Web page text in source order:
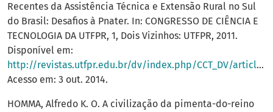
Recentes da Assistência Técnica e Extensão Rural no Sul
do Brasil: Desafios à Pnater. In: CONGRESSO DE CIÊNCIA E
TECNOLOGIA DA UTFPR, 1, Dois Vizinhos: UTFPR, 2011.
Disponível em:
http://revistas.utfpr.edu.br/dv/index.php/CCT_DV/article/view/629/344
Acesso em: 3 out. 2014.
HOMMA, Alfredo K. O. A civilização da pimenta-do-reino